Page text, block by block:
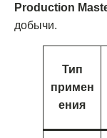
Production
добычи.
Тип
примен
ения